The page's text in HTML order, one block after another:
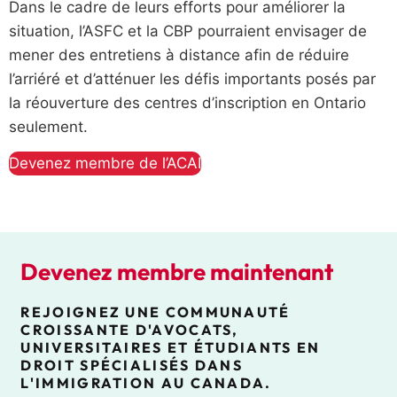
Dans le cadre de leurs efforts pour améliorer la
situation, l’ASFC et la CBP pourraient envisager de
mener des entretiens à distance afin de réduire
l’arriéré et d’atténuer les défis importants posés par
la réouverture des centres d’inscription en Ontario
seulement.
Devenez membre de l’ACAI
Devenez membre maintenant
REJOIGNEZ UNE COMMUNAUTÉ
CROISSANTE D'AVOCATS,
UNIVERSITAIRES ET ÉTUDIANTS EN
DROIT SPÉCIALISÉS DANS
L'IMMIGRATION AU CANADA.